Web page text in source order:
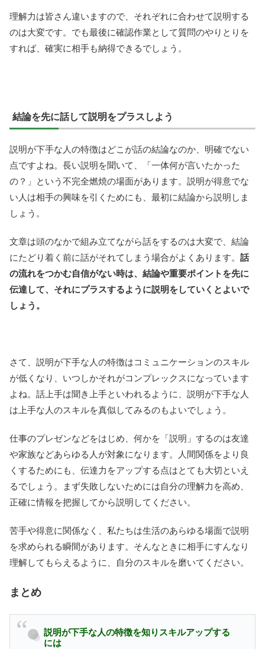
理解力は皆さん違いますので、それぞれに合わせて説明する
のは大変です。でも最後に確認作業として質問のやりとりを
すれば、確実に相手も納得できるでしょう。
結論を先に話して説明をプラスしよう
説明が下手な人の特徴はどこが話の結論なのか、明確でない
点ですよね。長い説明を聞いて、「一体何が言いたかった
の？」という不完全燃焼の場面があります。説明が得意でな
い人は相手の興味を引くためにも、最初に結論から説明しま
しょう。
文章は頭のなかで組み立てながら話をするのは大変で、結論
にたどり着く前に話がそれてしまう場合がよくあります。 話
の流れをつかむ自信がない時は、結論や重要ポイントを先に
伝達して、それにプラスするように説明をしていくとよいで
しょう。
さて、説明が下手な人の特徴はコミュニケーションのスキル
が低くなり、いつしかそれがコンプレックスになっています
よね。話上手は聞き上手といわれるように、説明が下手な人
は上手な人のスキルを真似してみるのもよいでしょう。
仕事のプレゼンなどをはじめ、何かを「説明」するのは友達
や家族などあらゆる人が対象になります。人間関係をより良
くするためにも、伝達力をアップする点はとても大切といえ
るでしょう。まず失敗しないためには自分の理解力を高め、
正確に情報を把握してから説明してください。
苦手や得意に関係なく、私たちは生活のあらゆる場面で説明
を求められる瞬間があります。そんなときに相手にすんなり
理解してもらえるように、自分のスキルを磨いてください。
まとめ
説明が下手な人の特徴を知りスキルアップする
には